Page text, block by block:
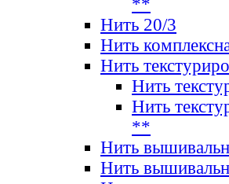
**
Нить 20/3
Нить
Нить
Нить
Нить
**
Нить
Нить